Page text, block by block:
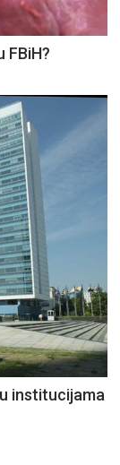
FBiH?
institucijama